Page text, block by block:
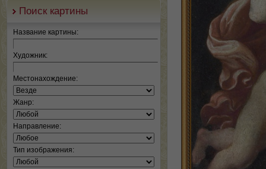
Поиск картины
Название картины:
Художник:
Местонахождение:
Жанр:
Направление:
Тип изображения: